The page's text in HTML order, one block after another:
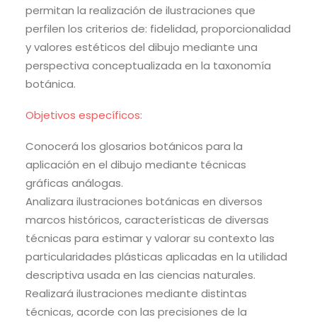
permitan la realización de ilustraciones que
perfilen los criterios de: fidelidad, proporcionalidad
y valores estéticos del dibujo mediante una
perspectiva conceptualizada en la taxonomía
botánica.
Objetivos específicos:
Conocerá los glosarios botánicos para la
aplicación en el dibujo mediante técnicas
gráficas análogas.
Analizara ilustraciones botánicas en diversos
marcos históricos, características de diversas
técnicas para estimar y valorar su contexto las
particularidades plásticas aplicadas en la utilidad
descriptiva usada en las ciencias naturales.
Realizará ilustraciones mediante distintas
técnicas, acorde con las precisiones de la